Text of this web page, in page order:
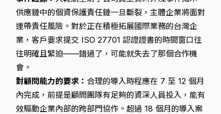
供應鏈中的個資保護責任鏈一旦斷裂，主體企業將面對
連帶責任風險。對於正在積極拓展國際業務的台灣企
業，客戶要求提交 ISO 27701 認證證書的時間窗口往
往明確且緊迫——錯過了，可能就失去了那個合作機
會。
對顧問能力的要求： 合理的導入時程應在 7 至 12 個月
內完成，前提是顧問團隊有足夠的資深人員投入，能有
效驅動企業內部的跨部門協作。超過 18 個月的導入案